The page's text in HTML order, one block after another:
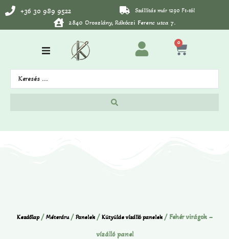
+36 30 989 9522 Szállítás már 1290 Ft-tól
2840 Oroszlány, Rákóczi Ferenc utca 7.
0
Kezdőlap/ Méteráru/ Panelek/ Kütyülde vízálló panelek/ Fehér virágok –
vízálló panel